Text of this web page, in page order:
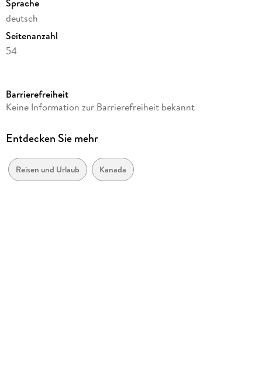
Sprache
deutsch
Seitenanzahl
54
Kamera/Fotos von
Verlag/Hersteller
Produktart
Kalender
Barrierefreiheit
Keine Information zur Barrierefreiheit bekannt
Entdecken Sie mehr
Reisen und Urlaub Kanada